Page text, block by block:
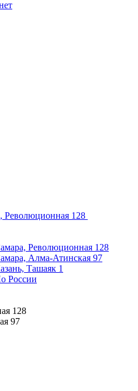
Революционная 128
Революционная 128
Алма-Атинская 97
Ташаяк 1
России
128
97